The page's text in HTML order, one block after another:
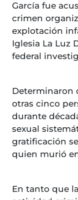
García fue
crimen
explotación
Iglesia La Luz
federal
Determinaron
otras cinco
durante
sexual
gratificación
quien murió
En tanto que